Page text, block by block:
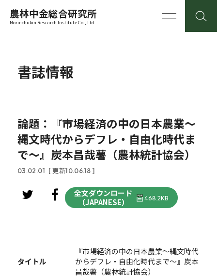
農林中金総合研究所
Norinchukin Research Institute Co., Ltd.
書誌情報
論題：『市場経済の中の日本農業～
縄文時代からデフレ・自由化時代ま
で～』炭本昌哉薯（農林統計協会）
03.02.01 [ 更新10.06.18 ]
全文ダウンロード
（JAPANESE）
468.2KB
タイトル
『市場経済の中の日本農業～縄文時代
からデフレ・自由化時代まで～』炭本
昌哉薯（農林統計協会）